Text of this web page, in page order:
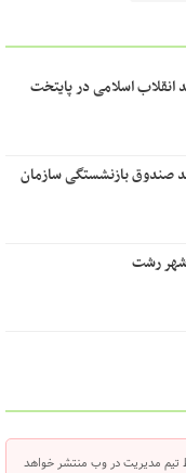
انقلاب اسلامی در پایتخت
صندوق بازنشستگی سازمان
تیم مدیریت در وب منتشر خواهد